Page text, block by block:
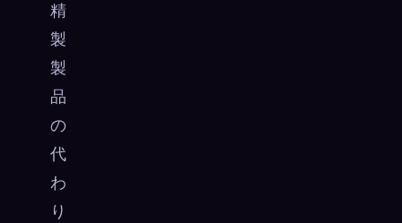
精
製​​
製
品
の
代
わ
り